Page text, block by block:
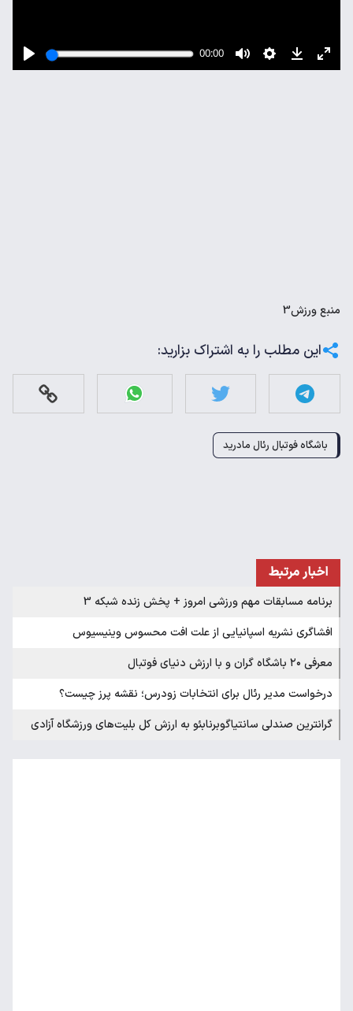
منبعورزش3
این مطلب را به اشتراک بزارید:
باشگاه فوتبال رئال مادرید
اخبار مرتبط
برنامه مسابقات مهم ورزشی امروز + پخش زنده شبکه 3
افشاگری نشریه اسپانیایی از علت افت محسوس وینیسیوس
معرفی ۲۰ باشگاه گران و با ارزش دنیای فوتبال
درخواست مدیر رئال برای انتخابات زودرس؛ نقشه پرز چیست؟
گرانترین صندلی سانتیاگوبرنابئو به ارزش کل بلیت‌های ورزشگاه آزادی